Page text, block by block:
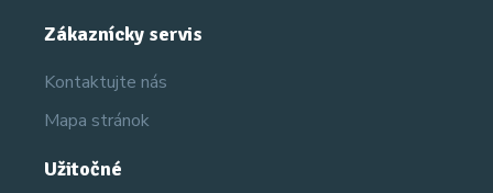
Zákaznícky servis
Kontaktujte nás
Mapa stránok
Užitočné